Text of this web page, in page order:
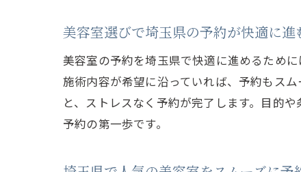
美容室選びで埼玉県の予約が快適に進
美容室の予約を埼玉県で快適に進めるため
施術内容が希望に沿っていれば、予約もス
と、ストレスなく予約が完了します。目的
予約の第一歩です。